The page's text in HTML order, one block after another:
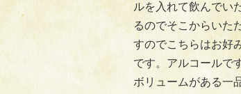
ルを入れて飲んでい
るのでそこからいた
すのでこちらはお好
です。アルコールで
ボリュームがある一